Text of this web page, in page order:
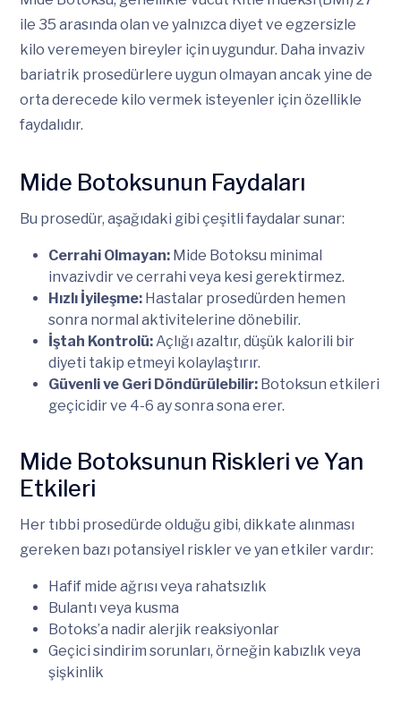
ile 35 arasında olan ve yalnızca diyet ve egzersizle
kilo veremeyen bireyler için uygundur. Daha invaziv
bariatrik prosedürlere uygun olmayan ancak yine de
orta derecede kilo vermek isteyenler için özellikle
faydalıdır.
Mide Botoksunun Faydaları
Bu prosedür, aşağıdaki gibi çeşitli faydalar sunar:
Cerrahi Olmayan: Mide Botoksu minimal
invazivdir ve cerrahi veya kesi gerektirmez.
Hızlı İyileşme: Hastalar prosedürden hemen
sonra normal aktivitelerine dönebilir.
İştah Kontrolü: Açlığı azaltır, düşük kalorili bir
diyeti takip etmeyi kolaylaştırır.
Güvenli ve Geri Döndürülebilir: Botoksun etkileri
geçicidir ve 4-6 ay sonra sona erer.
Mide Botoksunun Riskleri ve Yan
Etkileri
Her tıbbi prosedürde olduğu gibi, dikkate alınması
gereken bazı potansiyel riskler ve yan etkiler vardır:
Hafif mide ağrısı veya rahatsızlık
Bulantı veya kusma
Botoks’a nadir alerjik reaksiyonlar
Geçici sindirim sorunları, örneğin kabızlık veya
şişkinlik